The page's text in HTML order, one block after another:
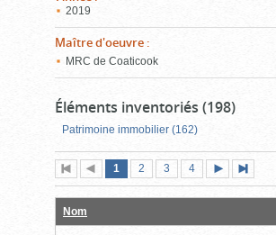
2019
Maître d'oeuvre :
MRC de Coaticook
Éléments inventoriés (198)
Patrimoine immobilier (162)
Première
page
Page
précédente
Page
1 (page
actuelle)
Page
2 Page
3 Page
4
suivante
page
Nom